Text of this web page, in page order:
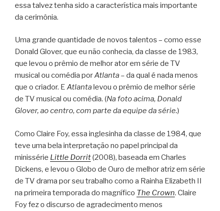
essa talvez tenha sido a característica mais importante
da cerimônia.
Uma grande quantidade de novos talentos – como esse
Donald Glover, que eu não conhecia, da classe de 1983,
que levou o prêmio de melhor ator em série de TV
musical ou comédia porAtlanta– da qual é nada menos
que o criador. E Atlanta levou o prêmio de melhor série
de TV musical ou comédia. (Na foto acima, Donald
Glover, ao centro, com parte da equipe da série.)
Como Claire Foy, essa inglesinha da classe de 1984, que
teve uma bela interpretação no papel principal da
minissérie Little Dorrit(2008), baseada em Charles
Dickens, e levou o Globo de Ouro de melhor atriz em série
de TV drama por seu trabalho como a Rainha Elizabeth II
na primeira temporada do magnífico The Crown. Claire
Foy fez o discurso de agradecimento menos